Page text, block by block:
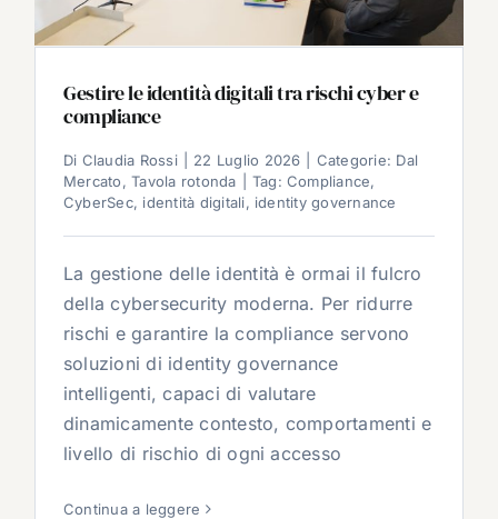
Gestire le identità digitali tra rischi cyber e
compliance
Di Claudia Rossi 22 Luglio 2026 Categorie: Dal
Mercato,Tavola rotonda Tag: Compliance,
CyberSec, identità digitali, identity governance
La gestione delle identità è ormai il fulcro
della cybersecurity moderna. Per ridurre
rischi e garantire la compliance servono
soluzioni di identity governance
intelligenti, capaci di valutare
dinamicamente contesto, comportamenti e
livello di rischio di ogni accesso
Continua a leggere